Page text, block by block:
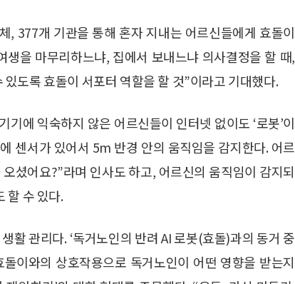
, 377개 기관을 통해 혼자 지내는 어르신들에게 효돌이
을 마무리하느냐, 집에서 보내느냐 의사결정을 할 때,
도록 효돌이 서포터 역할을 할 것”이라고 기대했다.
에 익숙하지 않은 어르신들이 인터넷 없이도 ‘로봇’이
센서가 있어서 5m 반경 안의 움직임을 감지한다. 어르
셨어요?”라며 인사도 하고, 어르신의 움직임이 감지되
할 수 있다.
활 관리다. ‘독거노인의 반려 AI 로봇(효돌)과의 동거 중
이와의 상호작용으로 독거노인이 어떤 영향을 받는지